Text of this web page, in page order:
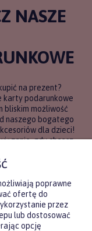
NASZE
na prezent?
karty podarunkowe
bliskim możliwość
naszego bogatego
dla dzieci!
gdy chcesz
najbardziej
WIĘCEJ
poprawne
ofertę do
przez
lub dostosować
opcję